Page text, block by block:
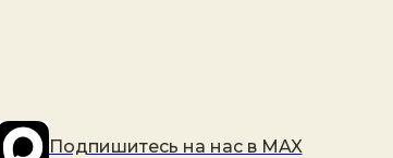
Подпишитесь на наc в MAX